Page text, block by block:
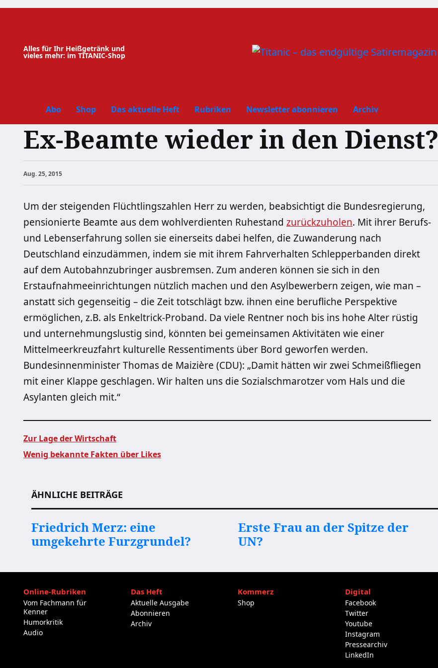
Zum
Alles für Ihr Heißgetränk und
vieles mehr: im TITANIC-Shop
Abo Shop Das aktuelle Heft Rubriken Newsletter abonnieren Archiv
Ex-Beamte wieder in den Dienst?
Aug. 25, 2015
Um der steigenden Flüchtlingszahlen Herr zu werden, beabsichtigt die Bundesregierung,
pensionierte Beamte aus dem wohlverdienten Ruhestand zurückzuholen. Mit ihrer Berufs-
und Lebenserfahrung sollen sie einerseits dabei helfen, die Zuwanderung nach
Deutschland einzudämmen, indem sie mit ihrem Fahrverhalten Schlepperbanden direkt
auf dem Autobahnzubringer ausbremsen. Zum anderen können sie sich in den
Erstaufnahmeeinrichtungen nützlich machen und den Asylbewerbern zeigen, wie man –
anstatt sich gegenseitig – die Zeit totschlägt bzw. ihnen eine berufliche Perspektive
ermöglichen, z.B. als Enkeltrick-Proband. Da viele Rentner noch bis ins hohe Alter rüstig
und unternehmungslustig sind, könnten bei gemeinsamen Aktivitäten wie einer
Mittelmeerkreuzfahrt kulturelle Ressentiments über Bord geworfen werden.
Bundesinnenminister Thomas de Maizière (CDU): „Damit hätten wir zwei Schmeißfliegen
mit einer Klappe geschlagen. Wir halten uns die Sozialschmarotzer vom Hals und die
Asylanten gleich mit.“
Zur Lage der Wirtschaft
Wenig bekannte Fakten über Likes
ÄHNLICHE BEITRÄGE
Friedrich Merz: eine
umgekehrte Furzgrundel?
Erste Frau an der Spitze der
UN?
Online-Rubriken
Vom Fachmann für
Kenner
Humorkritik
Audio
Das Heft
Aktuelle Ausgabe
Abonnieren
Archiv
Kommerz
Shop
Digital
Facebook
Twitter
Youtube
Instagram
Pressearchiv
LinkedIn